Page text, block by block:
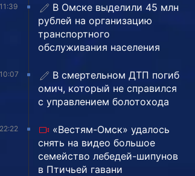
11:39
В Омске выделили 45 млн
рублей на организацию
транспортного
обслуживания населения
10:07
В смертельном ДТП погиб
омич, который не справился
с управлением болотохода
22:22
«Вестям-Омск» удалось
снять на видео большое
семейство лебедей-шипунов
в Птичьей гавани